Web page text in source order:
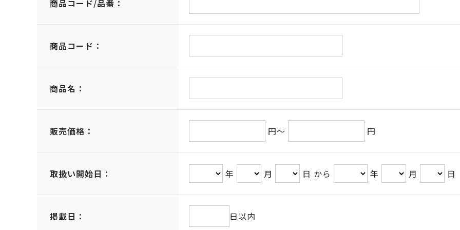
商品コード/品番：
商品コード：
商品名：
販売価格： 円～ 円
取扱い開始日： 年 月 日 から 年 月 日
掲載日： 日以内